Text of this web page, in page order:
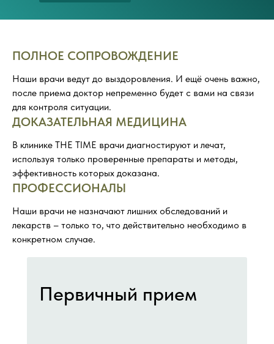
ПОЛНОЕ СОПРОВОЖДЕНИЕ
Наши врачи ведут до выздоровления. И ещё очень важно,
после приема доктор непременно будет с вами на связи
для контроля ситуации.
ДОКАЗАТЕЛЬНАЯ МЕДИЦИНА
В клинике THE TIME врачи диагностируют и лечат,
используя только проверенные препараты и методы,
эффективность которых доказана.
ПРОФЕССИОНАЛЫ
Наши врачи не назначают лишних обследований и
лекарств – только то, что действительно необходимо в
конкретном случае.
Первичный прием